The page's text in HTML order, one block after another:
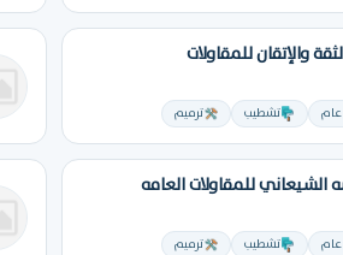
والإتقان للمقاولات
عام تشطيب ترميم
للمقاولات العامه
عام تشطيب ترميم